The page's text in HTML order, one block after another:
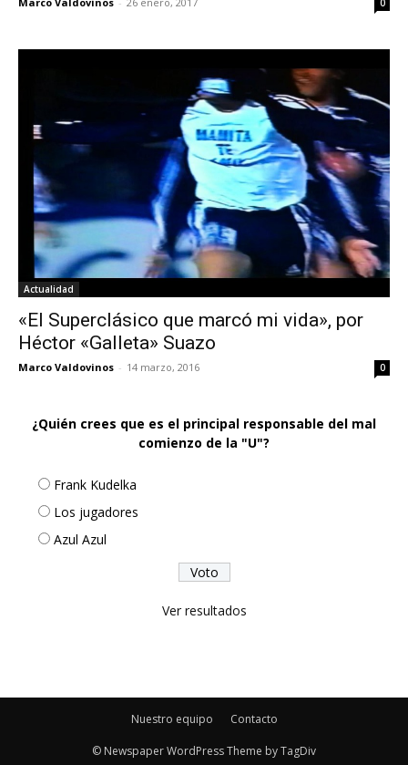
0
Actualidad
«El Superclásico que marcó mi vida», por
Héctor «Galleta» Suazo
Marco Valdovinos - 14 marzo, 2016 0
¿Quién crees que es el principal responsable del mal
comienzo de la "U"?
Frank Kudelka
Los jugadores
Azul Azul
Ver resultados
Nuestro equipo Contacto
© Newspaper WordPress Theme by TagDiv